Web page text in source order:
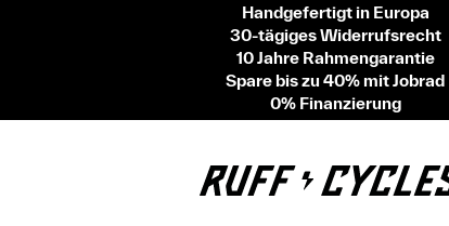
Handgefertigt in Europa
30-tägiges Widerrufsrecht
10 Jahre Rahmengarantie
Spare bis zu 40% mit Jobrad
0% Finanzierung